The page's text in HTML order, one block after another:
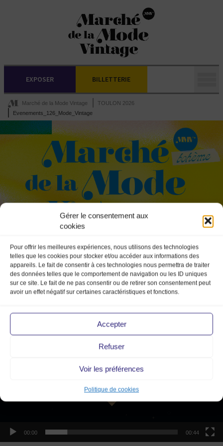
Gérer le consentement aux
cookies
Pour offrir les meilleures expériences, nous utilisons des technologies
telles que les cookies pour stocker et/ou accéder aux informations des
appareils. Le fait de consentir à ces technologies nous permettra de traiter
des données telles que le comportement de navigation ou les ID uniques
sur ce site. Le fait de ne pas consentir ou de retirer son consentement peut
avoir un effet négatif sur certaines caractéristiques et fonctions.
Accepter
Refuser
Voir les préférences
Politique de cookies
EXPOSER BILLETTERIE
Marché de la Mode Vintage
TOULON 2026
Evenements_126_Mode_Vintage
00:00 00:44